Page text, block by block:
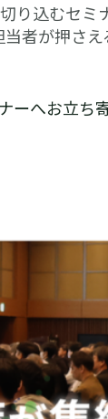
り込むセミ
者が押さ
へお立ち